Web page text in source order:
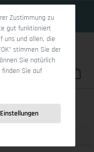
Du hast 0
1,5Aho R
Zustimmung zu
gut funktioniert
uns und allen, die
stimmen Sie der
Sie natürlich
Sie auf
Einstellungen